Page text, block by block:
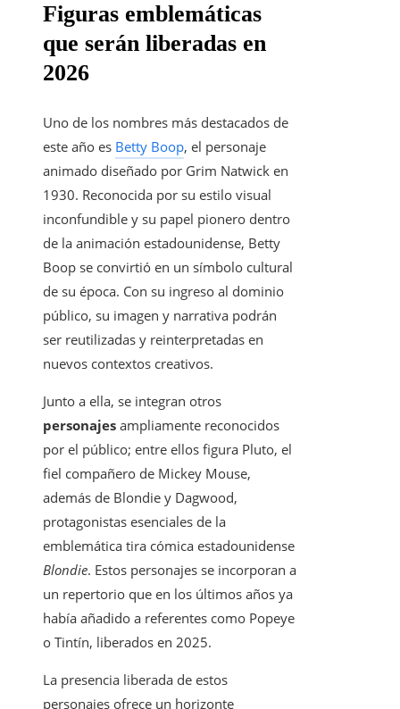
Figuras emblemáticas
que serán liberadas en
2026
Uno de los nombres más destacados de
este año es Betty Boop, el personaje
animado diseñado por Grim Natwick en
1930. Reconocida por su estilo visual
inconfundible y su papel pionero dentro
de la animación estadounidense, Betty
Boop se convirtió en un símbolo cultural
de su época. Con su ingreso al dominio
público, su imagen y narrativa podrán
ser reutilizadas y reinterpretadas en
nuevos contextos creativos.
Junto a ella, se integran otros
personajes ampliamente reconocidos
por el público; entre ellos figura Pluto, el
fiel compañero de Mickey Mouse,
además de Blondie y Dagwood,
protagonistas esenciales de la
emblemática tira cómica estadounidense
Blondie. Estos personajes se incorporan a
un repertorio que en los últimos años ya
había añadido a referentes como Popeye
o Tintín, liberados en 2025.
La presencia liberada de estos
personajes ofrece un horizonte